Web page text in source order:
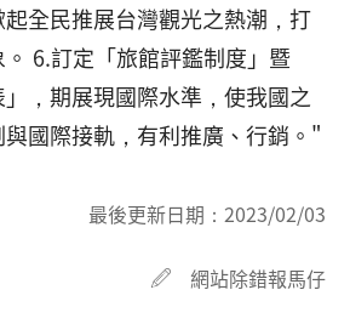
全民推展台灣觀光之熱潮，打
6.訂定「旅館評鑑制度」暨
」，期展現國際水準，使我國之
國際接軌，有利推廣、行銷。"
最後更新日期： 2023/02/03
網站除錯報馬仔